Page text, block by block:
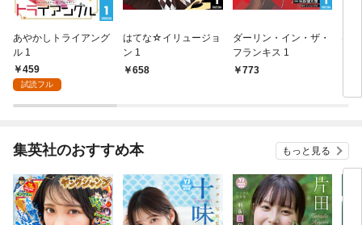
あやかしトライアング
ル 1
459
試読フル
はてな☆イリュージョ
ン 1
658
ダーリン・イン・ザ・
フランキス 1
773
は
集英社のおすすめ本 もっと見る